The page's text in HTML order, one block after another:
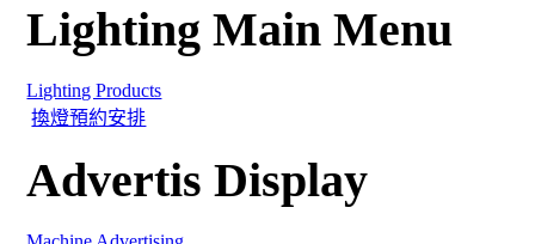
Lighting Main Menu
Lighting Products
換燈預約安排
Advertis Display